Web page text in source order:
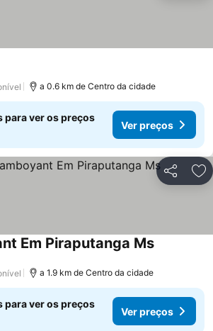
a 0.6 km de Centro da cidade
para ver os preços
Ver preços
Partilhar
Em Piraputanga Ms
a 1.9 km de Centro da cidade
para ver os preços
Ver preços